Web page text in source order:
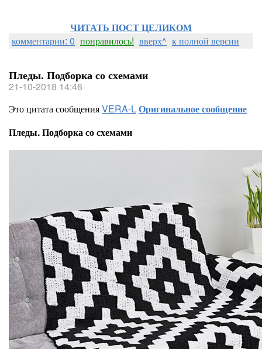
ЧИТАТЬ ПОСТ ЦЕЛИКОМ
комментарии: 0 понравилось! вверх^ к полной версии
Пледы. Подборка со схемами
21-10-2018 14:46
Это цитата сообщенияVERA-LОригинальное сообщение
Пледы. Подборка со схемами